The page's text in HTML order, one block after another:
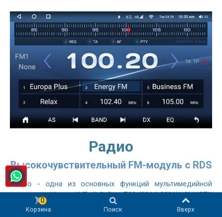
Радио
Высокочувствительный FM-модуль с RDS
Радио - одна из основных функций мультимедийной
системы в Nissan X-Trail 3 Gen T32 (2014-2021)! SMARTY
Trend Wide Ultra-Premium автомагнитола оснащена
Корзина
0
Поиск Вверх